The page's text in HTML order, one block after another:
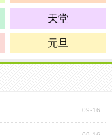
天堂
元旦
09-16